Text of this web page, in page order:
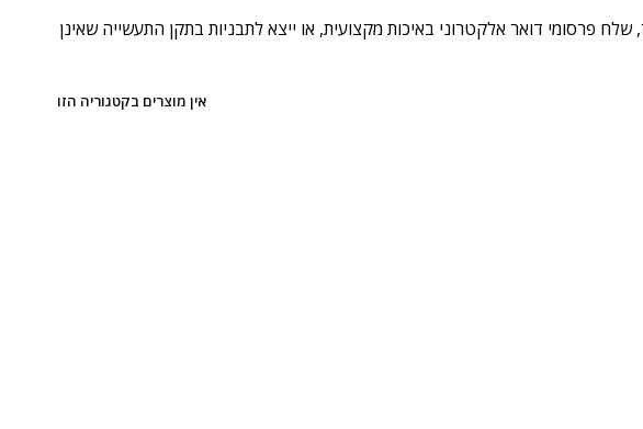
דואר אלקטרוני באיכות מקצועית, או ייצא לתבניות בתקן התעשייה שאינן
אין מוצרים בקטגוריה הזו